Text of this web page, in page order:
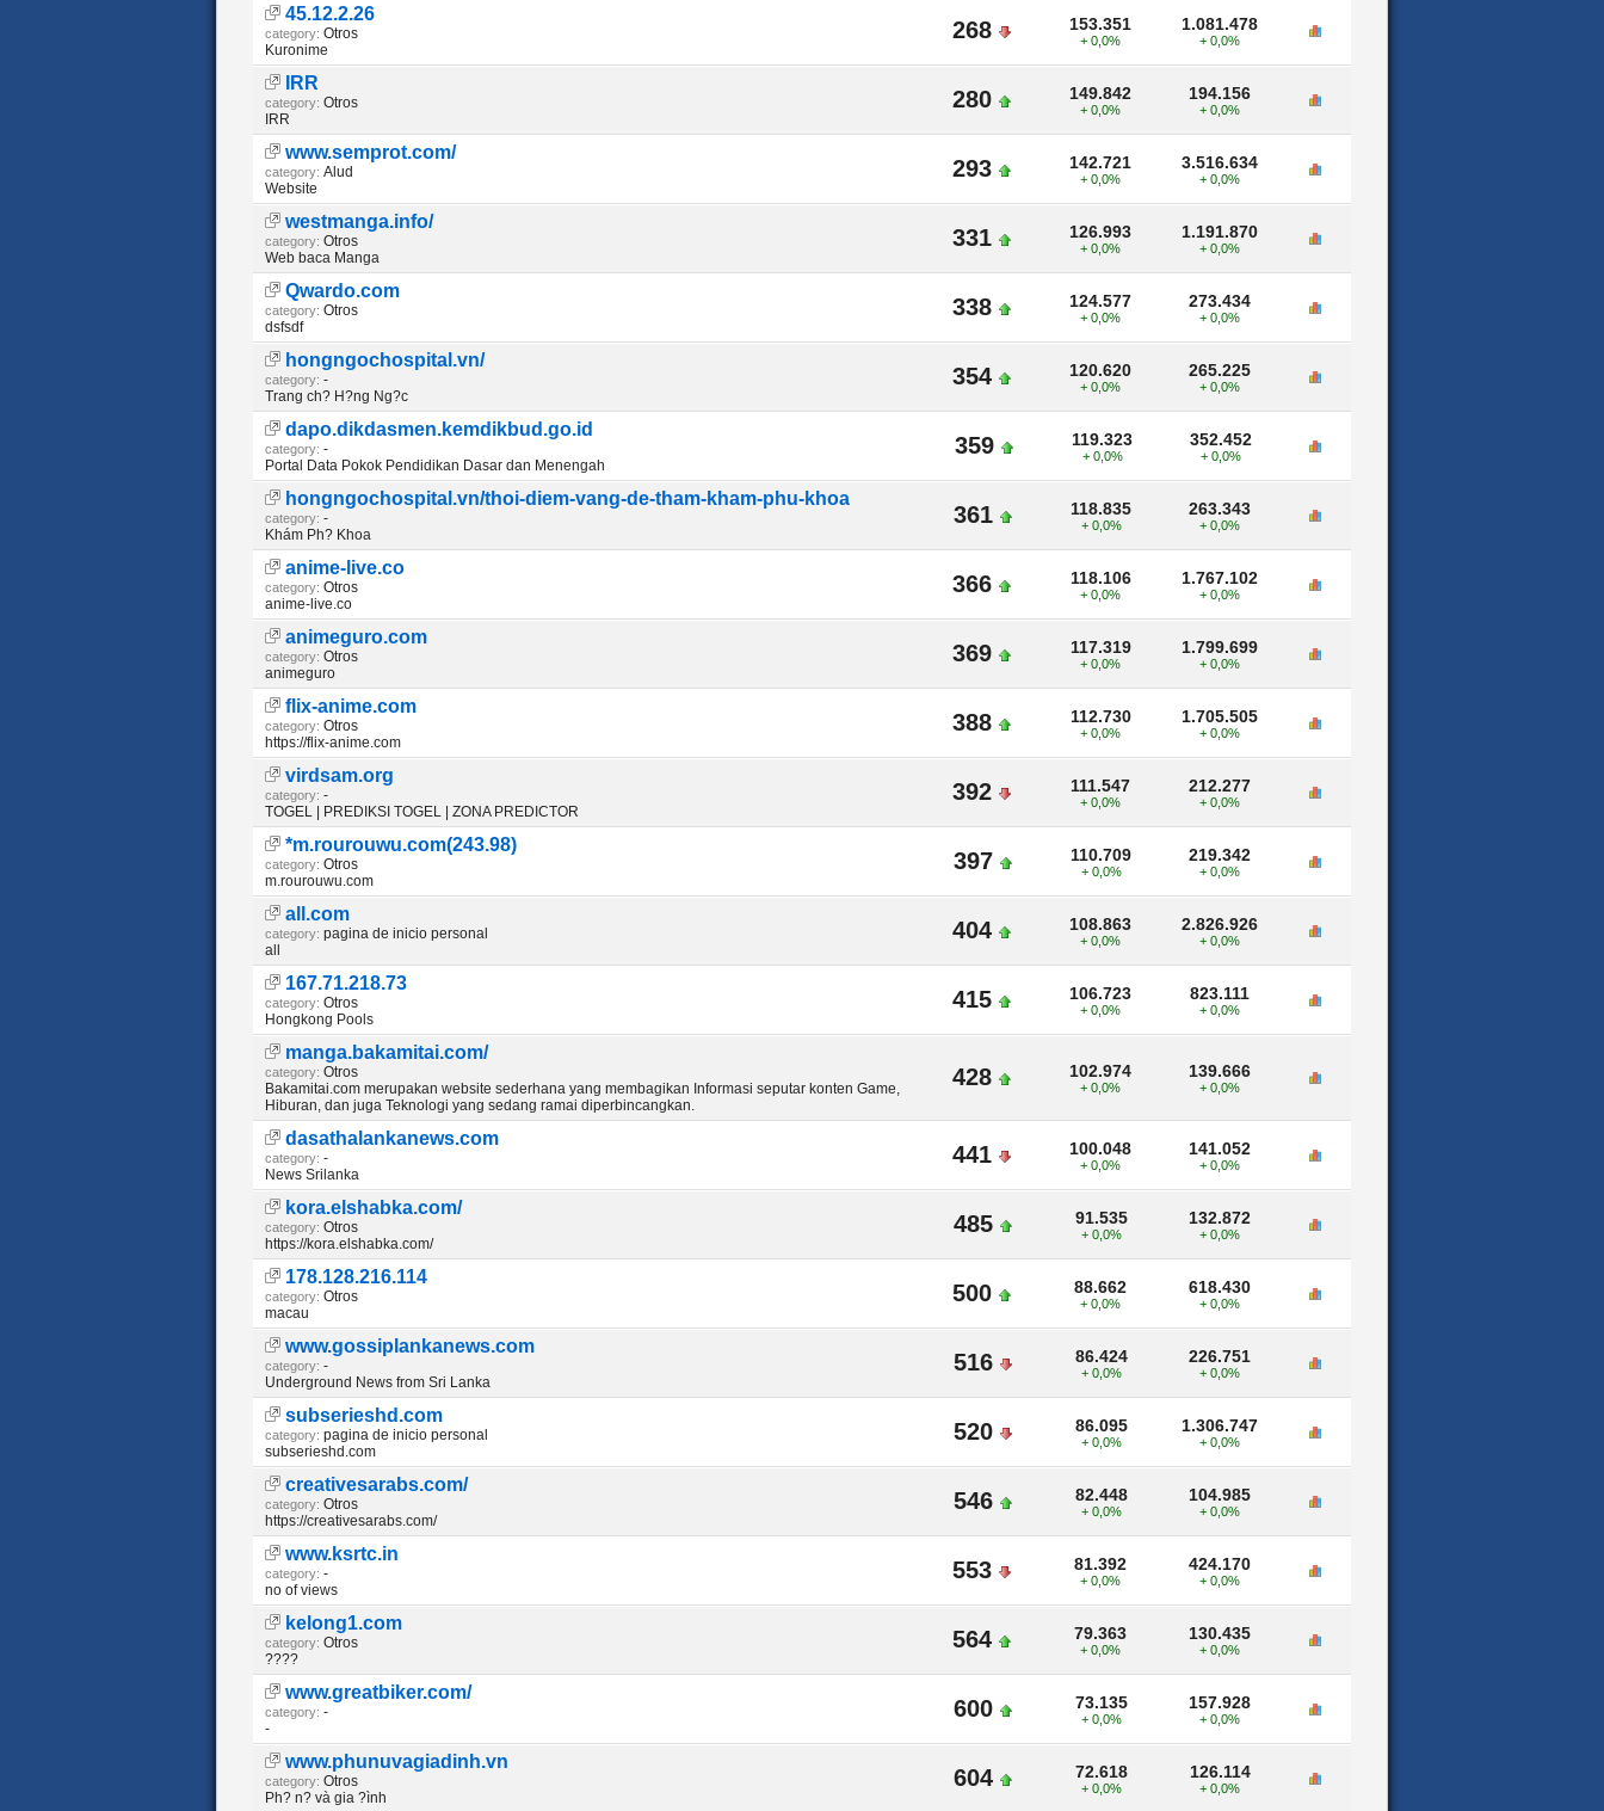
45.12.2.26
category: Otros
Kuronime
268 153.351
+ 0,0%
1.081.478
+ 0,0%
IRR
category: Otros
IRR
280 149.842
+ 0,0%
194.156
+ 0,0%
www.semprot.com/
category: Alud
Website
293 142.721
+ 0,0%
3.516.634
+ 0,0%
westmanga.info/
category: Otros
Web baca Manga
331 126.993
+ 0,0%
1.191.870
+ 0,0%
Qwardo.com
category: Otros
dsfsdf
338 124.577
+ 0,0%
273.434
+ 0,0%
hongngochospital.vn/
category: -
Trang ch? H?ng Ng?c
354 120.620
+ 0,0%
265.225
+ 0,0%
dapo.dikdasmen.kemdikbud.go.id
category: -
Portal Data Pokok Pendidikan Dasar dan Menengah
359 119.323
+ 0,0%
352.452
+ 0,0%
hongngochospital.vn/thoi-diem-vang-de-tham-kham-phu-khoa
category: -
Khám Ph? Khoa
361 118.835
+ 0,0%
263.343
+ 0,0%
anime-live.co
category: Otros
anime-live.co
366 118.106
+ 0,0%
1.767.102
+ 0,0%
animeguro.com
category: Otros
animeguro
369 117.319
+ 0,0%
1.799.699
+ 0,0%
flix-anime.com
category: Otros
https://flix-anime.com
388 112.730
+ 0,0%
1.705.505
+ 0,0%
virdsam.org
category: -
TOGEL | PREDIKSI TOGEL | ZONA PREDICTOR
392 111.547
+ 0,0%
212.277
+ 0,0%
*m.rourouwu.com(243.98)
category: Otros
m.rourouwu.com
397 110.709
+ 0,0%
219.342
+ 0,0%
all.com
category: pagina de inicio personal
all
404 108.863
+ 0,0%
2.826.926
+ 0,0%
167.71.218.73
category: Otros
Hongkong Pools
415 106.723
+ 0,0%
823.111
+ 0,0%
manga.bakamitai.com/
category: Otros
Bakamitai.com merupakan website sederhana yang membagikan Informasi seputar konten Game,
Hiburan, dan juga Teknologi yang sedang ramai diperbincangkan.
428 102.974
+ 0,0%
139.666
+ 0,0%
dasathalankanews.com
category: -
News Srilanka
441 100.048
+ 0,0%
141.052
+ 0,0%
kora.elshabka.com/
category: Otros
https://kora.elshabka.com/
485 91.535
+ 0,0%
132.872
+ 0,0%
178.128.216.114
category: Otros
macau
500 88.662
+ 0,0%
618.430
+ 0,0%
www.gossiplankanews.com
category: -
Underground News from Sri Lanka
516 86.424
+ 0,0%
226.751
+ 0,0%
subserieshd.com
category: pagina de inicio personal
subserieshd.com
520 86.095
+ 0,0%
1.306.747
+ 0,0%
creativesarabs.com/
category: Otros
https://creativesarabs.com/
546 82.448
+ 0,0%
104.985
+ 0,0%
www.ksrtc.in
category: -
no of views
553 81.392
+ 0,0%
424.170
+ 0,0%
kelong1.com
category: Otros
????
564 79.363
+ 0,0%
130.435
+ 0,0%
www.greatbiker.com/
category: -
-
600 73.135
+ 0,0%
157.928
+ 0,0%
www.phunuvagiadinh.vn
category: Otros
Ph? n? và gia ?ình
604 72.618
+ 0,0%
126.114
+ 0,0%